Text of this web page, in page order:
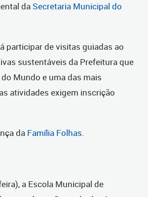
da Secretaria Municipal do
participar de visitas guiadas ao
sustentáveis da Prefeitura que
Mundo e uma das mais
atividades exigem inscrição
da Família Folhas.
a Escola Municipal de